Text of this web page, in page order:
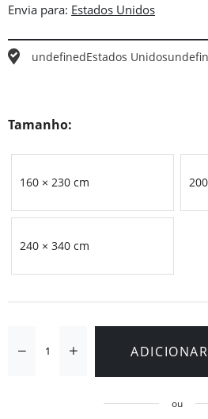
Envia para:
undefinedEstados Unidos
Tamanho:
160 × 230 cm
240 × 340 cm
ou